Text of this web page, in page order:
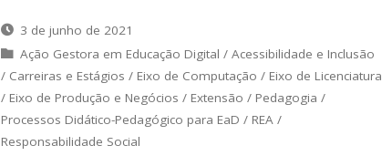
3 de junho de 2021
Ação Gestora em Educação Digital /Acessibilidade e Inclusão
/ Carreiras e Estágios / Eixo de Computação / Eixo de Licenciatura
/ Eixo de Produção e Negócios / Extensão / Pedagogia /
Processos Didático-Pedagógico para EaD / REA/
Responsabilidade Social